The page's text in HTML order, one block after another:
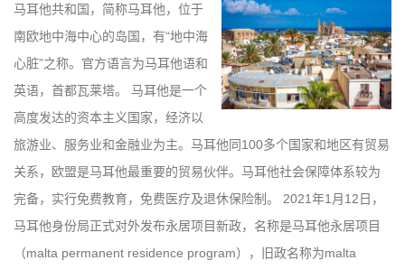
马耳他共和国，简称马耳他，位于
南欧地中海中心的岛国，有“地中海
心脏”之称。官方语言为马耳他语和
英语，首都瓦莱塔。 马耳他是一个
高度发达的资本主义国家，经济以
旅游业、服务业和金融业为主。马耳他同100多个国家和地区有贸易
关系，欧盟是马耳他最重要的贸易伙伴。马耳他社会保障体系较为
完备，实行免费教育，免费医疗及退休保险制。 2021年1月12日，
马耳他身份局正式对外发布永居项目新政，名称是马耳他永居项目
（malta permanent residence program），旧政名称为malta